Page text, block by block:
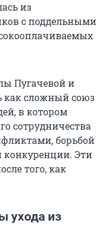
из
с поддельными
Пугачевой и
как сложный союз
в котором
сотрудничества
борьбой
конкуренции. Эти
того, как
ухода из